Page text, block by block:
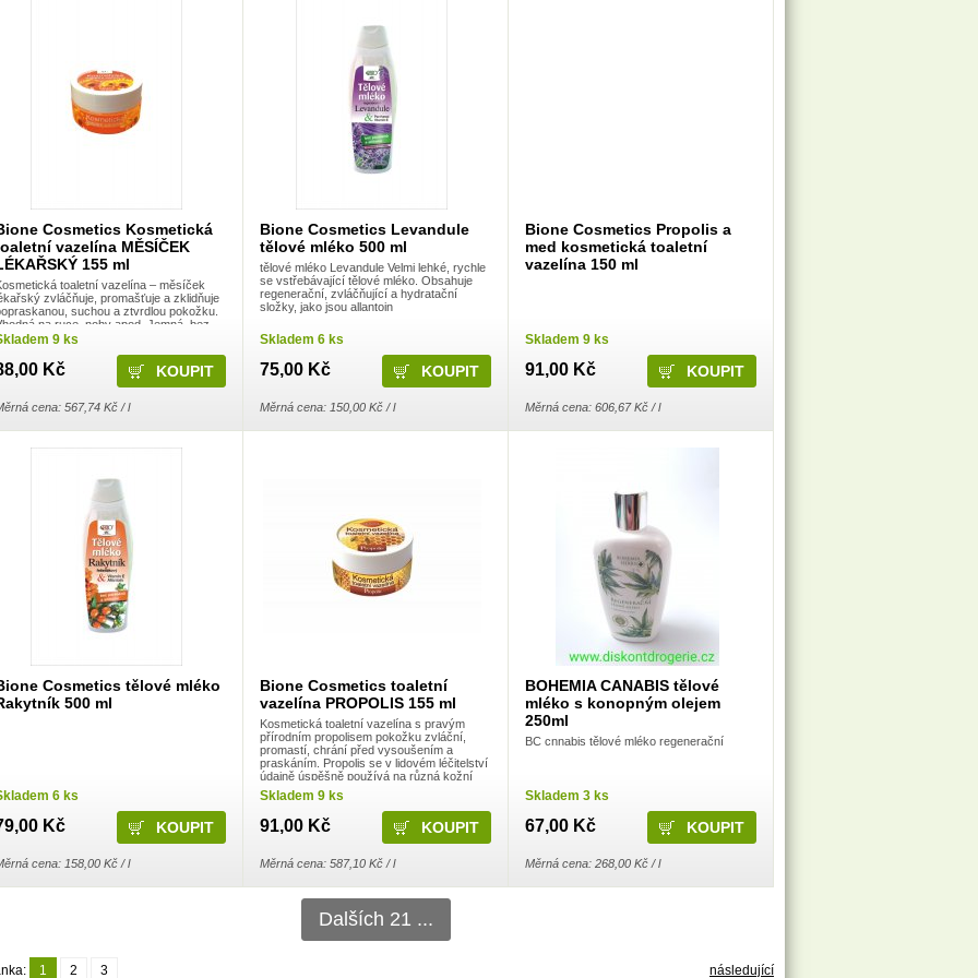
Cosmetics Kosmetická
vazelína MĚSÍČEK
155 ml
toaletní vazelína – měsíček
zvláčňuje, promašťuje a zklidňuje
suchou a ztvrdlou pokožku.
na ruce, nohy apod. Jemná, bez
a konzervačních látek. Přísada
9 ks
Kč
cena: 567,74 Kč / l
Bione Cosmetics Levandule
tělové mléko 500 ml
tělové mléko Levandule Velmi lehké, rychle
se vstřebávající tělové mléko. Obsahuje
regenerační, zvláčňující a hydratační
složky, jako jsou allantoin
Skladem 6 ks
75,00 Kč
Měrná cena: 150,00 Kč / l
Bione Cosmetics Propolis a
med kosmetická toaletní
vazelína 150 ml
Skladem 9 ks
91,00 Kč
Měrná cena: 606,67 Kč / l
Cosmetics tělové mléko
500 ml
6 ks
Kč
cena: 158,00 Kč / l
Bione Cosmetics toaletní
vazelína PROPOLIS 155 ml
Kosmetická toaletní vazelína s pravým
přírodním propolisem pokožku zvláční,
promastí, chrání před vysoušením a
praskáním. Propolis se v lidovém léčitelství
údajně úspěšně používá na různá kožní
onemocnění, ekzémy nebo na špatně se
hojící poranění. Vhodná na ruce, nohy
apod. Jemná, bez emulgátorů a
konzervačních látek. Vhodná i pro citlivou
pokožku. Pozor! Nepoužívejte při
Skladem 9 ks
91,00 Kč
Měrná cena: 587,10 Kč / l
BOHEMIA CANABIS tělové
mléko s konopným olejem
250ml
BC cnnabis tělové mléko regenerační
Skladem 3 ks
67,00 Kč
Měrná cena: 268,00 Kč / l
Dalších 21 ...
1 2 3 následující